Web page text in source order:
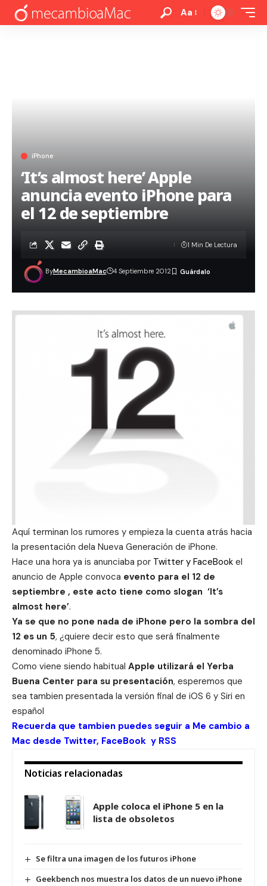
Aa
iPhone
‘It’s almost here’ Apple
anuncia evento iPhone para
el 12 de septiembre
ByMecambioaMac 4 Septiembre 2012
1 Min De Lectura
Aquí terminan los rumores y empieza la cuenta atrás hacia
la presentación dela Nueva Generación de iPhone.
Hace una hora ya is anunciaba por Twitter y FaceBook el
anuncio de Apple convoca evento para el 12 de
septiembre , este acto tiene como slogan ‘It’s
almost here’.
Ya se que no pone nada de iPhone pero la sombra del
12 es un 5, ¿quiere decir esto que será finalmente
denominado iPhone 5.
Como viene siendo habitual Apple utilizará el Yerba
Buena Center para su presentación, esperemos que
sea tambien presentada la versión final de iOS 6 y Siri en
español
Recuerda que tambien puedes seguir a Me cambio a
Mac desde Twitter, FaceBook y RSS
Noticias relacionadas
Apple coloca el iPhone 5 en la
lista de obsoletos
Se filtra una imagen de los futuros iPhone
Geekbench nos muestra los datos de un nuevo iPhone